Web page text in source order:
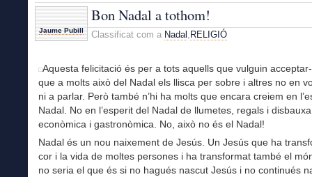
Jaume Pubill
Bon Nadal a tothom!
Classificat com a Nadal , RELIGIÓ
Aquesta felicitació és per a tots aquells que vulguin
que a molts això del Nadal els llisca per sobre i altres no en
ni a parlar. Però també n’hi ha molts que encara creiem en
Nadal. No en l’esperit del Nadal de llumetes, regals i disbauxa
econòmica i gastronòmica. No, això no és el Nadal!
Nadal és un nou naixement de Jesús. Un Jesús que ha
cor i la vida de moltes persones i ha transformat també el
no seria el que és si no hagués nascut Jesús i no continués